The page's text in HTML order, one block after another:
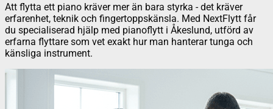
Att flytta ett piano kräver mer än bara styrka - det kräver
erfarenhet, teknik och fingertoppskänsla. Med NextFlytt får
du specialiserad hjälp med pianoflytt i Åkeslund, utförd av
erfarna flyttare som vet exakt hur man hanterar tunga och
känsliga instrument.